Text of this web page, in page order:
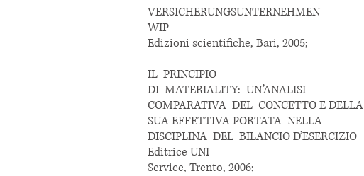
VERSICHERUNGSUNTERNEHMEN
WIP
Edizioni scientifiche, Bari, 2005;
IL PRINCIPIO
DI MATERIALITY: UN’ANALISI
COMPARATIVA DEL CONCETTO E DELLA
SUA EFFETTIVA PORTATA NELLA
DISCIPLINA DEL BILANCIO D’ESERCIZIO
Editrice UNI
Service, Trento, 2006;